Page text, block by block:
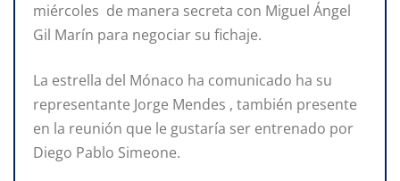
miércoles de manera secreta con Miguel Ángel
Gil Marín para negociar su fichaje.
La estrella del Mónaco ha comunicado ha su
representante Jorge Mendes , también presente
en la reunión que le gustaría ser entrenado por
Diego Pablo Simeone.